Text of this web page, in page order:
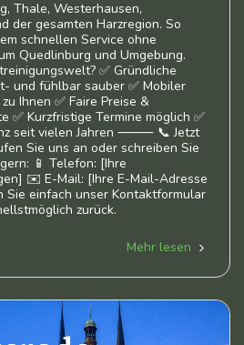
Thale, Westerhausen,
der gesamten Harzregion. So
schnellen Service ohne
Quedlinburg und Umgebung.
✅ Gründliche
und fühlbar sauber ✅ Mobiler
Ihnen ✅ Faire Preise &
✅ Kurzfristige Termine möglich ✅
seit vielen Jahren ⸻ 📞 Jetzt
Sie uns an oder schreiben Sie
📱 Telefon: [Ihre
✉️ E-Mail: [Ihre E-Mail-Adresse
Sie einfach unser Kontaktformular
zurück.
Mehr lesen